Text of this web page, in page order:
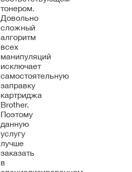
тонером.
Довольно
сложный
алгоритм
всех
манипуляций
исключает
самостоятельную
заправку
картриджа
Brother.
Поэтому
данную
услугу
лучше
заказать
в